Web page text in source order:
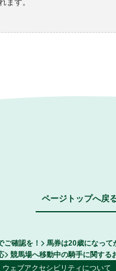
ます。
ページトップへ戻
確認を！ 馬券は20歳になって
競馬場へ移動中の騎手に関する
ウェブアクセシビリティについて